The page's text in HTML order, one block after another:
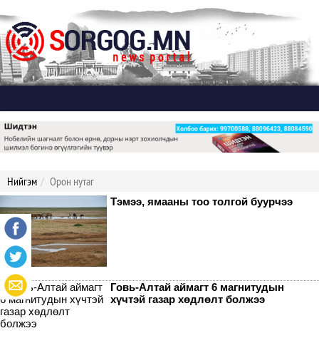
Нийгэм Орон нутаг
Тэмээ, ямааны тоо толгой буурчээ
Говь-Алтай аймагт 6 магнитудын
хүчтэй газар хөдлөлт болжээ